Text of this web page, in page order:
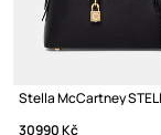
30990 Kč